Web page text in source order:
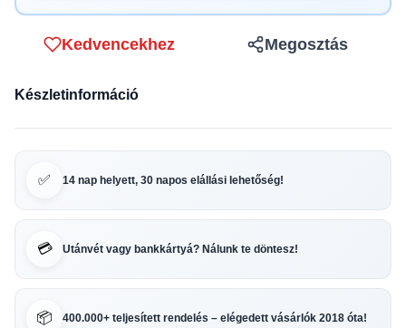
Kedvencekhez Megosztás
Készletinformáció
✅ 14 nap helyett, 30 napos elállási lehetőség!
💳 Utánvét vagy bankkártyá? Nálunk te döntesz!
📦 400.000+ teljesített rendelés – elégedett vásárlók 2018 óta!